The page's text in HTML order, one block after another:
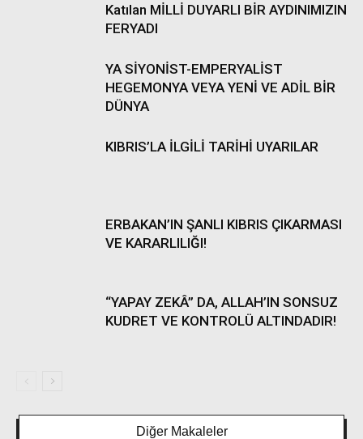
Katılan MİLLİ DUYARLI BİR AYDINIMIZIN
FERYADI
YA SİYONİST-EMPERYALİST
HEGEMONYA VEYA YENİ VE ADİL BİR
DÜNYA
KIBRIS’LA İLGİLİ TARİHİ UYARILAR
ERBAKAN’IN ŞANLI KIBRIS ÇIKARMASI
VE KARARLILIĞI!
“YAPAY ZEKÂ” DA, ALLAH’IN SONSUZ
KUDRET VE KONTROLÜ ALTINDADIR!
Diğer Makaleler